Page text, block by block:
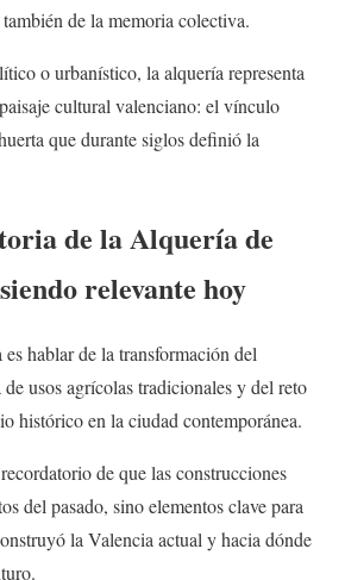
también de la memoria colectiva.
o urbanístico, la alquería representa
cultural valenciano: el vínculo
que durante siglos definió la
de la Alquería de
relevante hoy
hablar de la transformación del
usos agrícolas tradicionales y del reto
histórico en la ciudad contemporánea.
de que las construcciones
del pasado, sino elementos clave para
la Valencia actual y hacia dónde